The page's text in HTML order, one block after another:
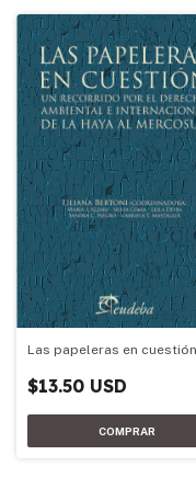
Las papeleras en cuestión
$13.50 USD